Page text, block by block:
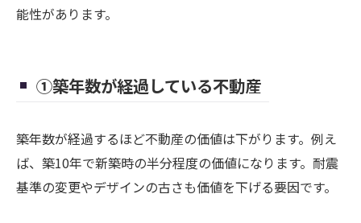
能性があります。
①築年数が経過している不動産
築年数が経過するほど不動産の価値は下がります。例え
ば、築10年で新築時の半分程度の価値になります。耐震
基準の変更やデザインの古さも価値を下げる要因です。